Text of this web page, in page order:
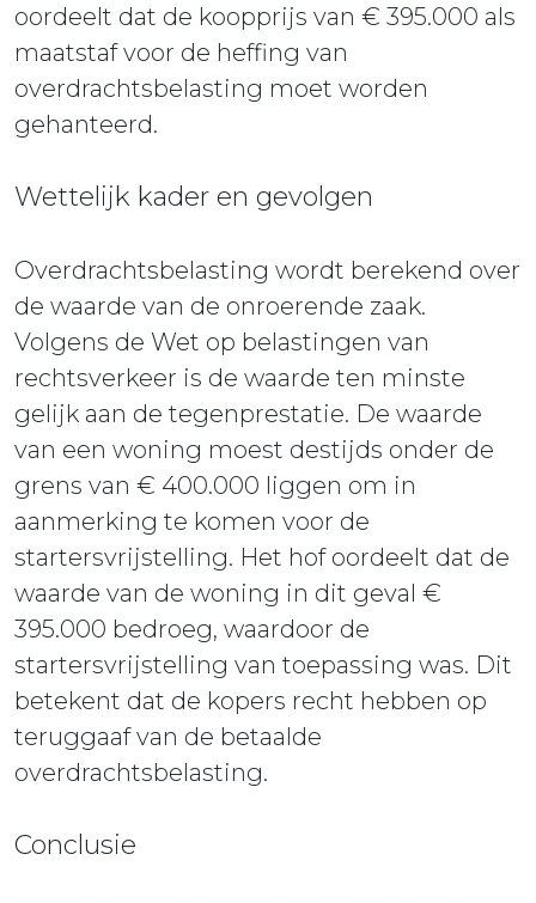
oordeelt dat de koopprijs van € 395.000 als
maatstaf voor de heffing van
overdrachtsbelasting moet worden
gehanteerd.
Wettelijk kader en gevolgen
Overdrachtsbelasting wordt berekend over
de waarde van de onroerende zaak.
Volgens de Wet op belastingen van
rechtsverkeer is de waarde ten minste
gelijk aan de tegenprestatie. De waarde
van een woning moest destijds onder de
grens van € 400.000 liggen om in
aanmerking te komen voor de
startersvrijstelling. Het hof oordeelt dat de
waarde van de woning in dit geval €
395.000 bedroeg, waardoor de
startersvrijstelling van toepassing was. Dit
betekent dat de kopers recht hebben op
teruggaaf van de betaalde
overdrachtsbelasting.
Conclusie